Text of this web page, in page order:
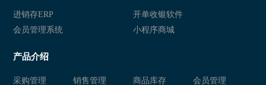
进销存ERP
开单收银软件
会员管理系统
小程序商城
产品介绍
采购管理 销售管理 商品库存 会员管理